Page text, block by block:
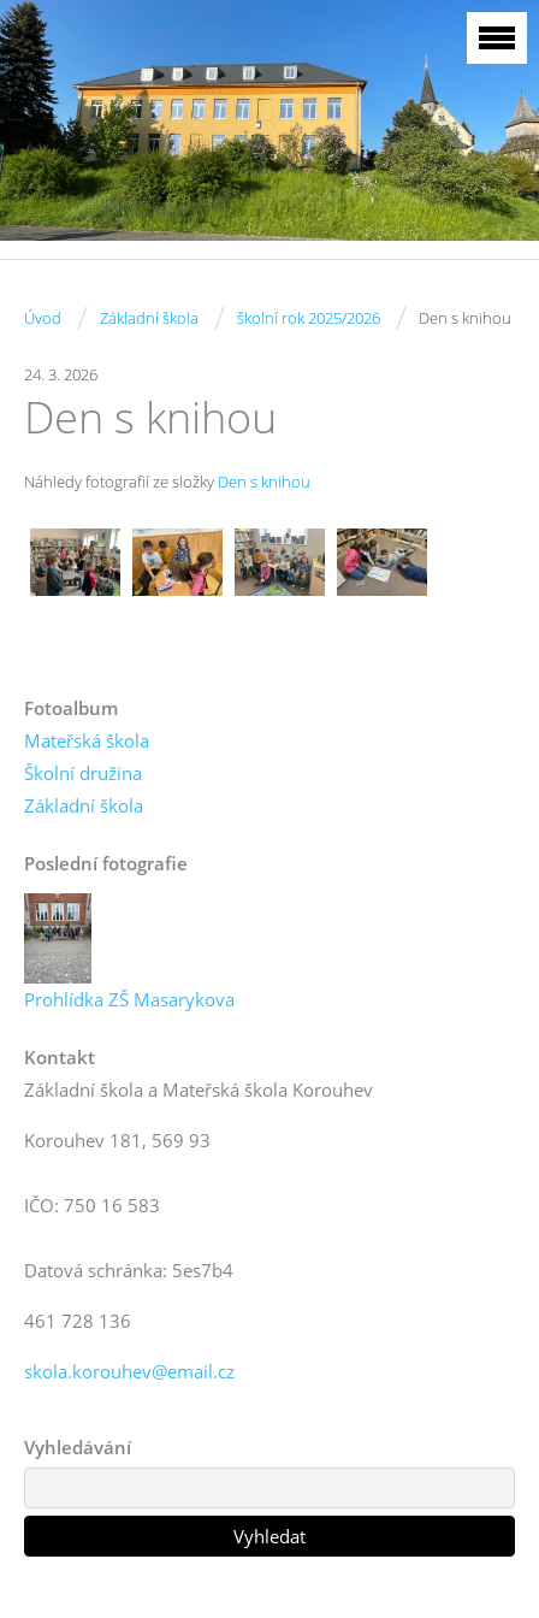
Úvod / Základní škola / školní rok 2025/2026 / Den s knihou
24. 3. 2026
Den s knihou
Náhledy fotografií ze složky Den s knihou
Fotoalbum
Mateřská škola
Školní družina
Základní škola
Poslední fotografie
Prohlídka ZŠ Masarykova
Kontakt
Základní škola a Mateřská škola Korouhev
Korouhev 181, 569 93
IČO: 750 16 583
Datová schránka: 5es7b4
461 728 136
skola.korouhev@email.cz
Vyhledávání